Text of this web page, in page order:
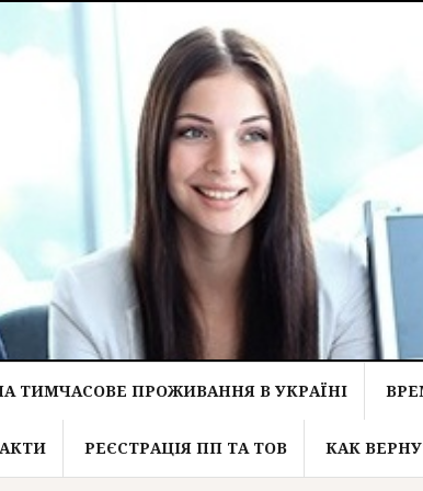
ТИМЧАСОВЕ ПРОЖИВАННЯ В УКРАЇНІ
РЕЄСТРАЦІЯ ПП ТА ТОВ КАК